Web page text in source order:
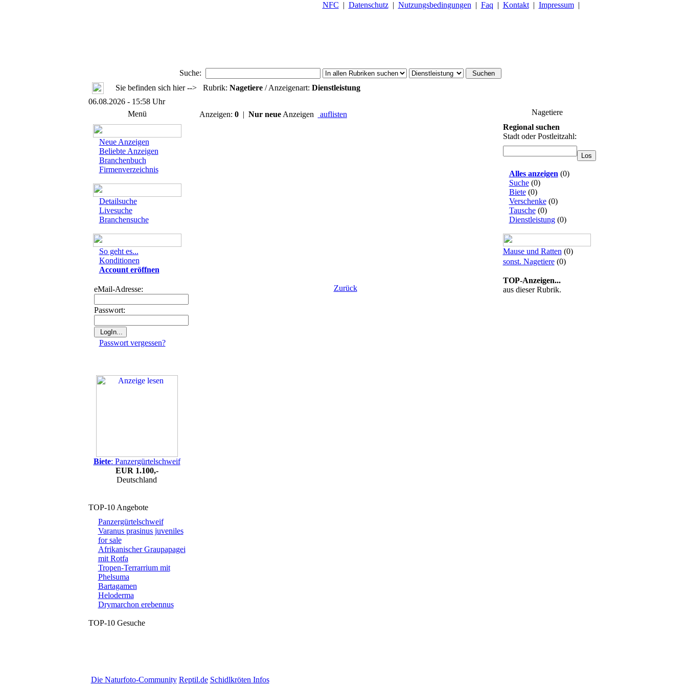
NFC | Datenschutz| Nutzungsbedingungen | Faq | Kontakt| Impressum|
Suche:
Sie befinden sich hier --> Rubrik: Nagetiere/ Anzeigenart: Dienstleistung
06.08.2026 - 15:58 Uhr
Menü
Neue Anzeigen
Beliebte Anzeigen
Branchenbuch
Firmenverzeichnis
Detailsuche
Livesuche
Branchensuche
So geht es...
Konditionen
Account eröffnen
eMail-Adresse:
Passwort:
Passwort vergessen?
Biete: Panzergürtelschweif
EUR 1.100,-
Deutschland
TOP-10 Angebote
Panzergürtelschweif
Varanus prasinus juveniles
for sale
Afrikanischer Graupapagei
mit Rotfa
Tropen-Terrarrium mit
Phelsuma
Bartagamen
Heloderma
Drymarchon erebennus
TOP-10 Gesuche
Anzeigen: 0| Nur neueAnzeigen auflisten
Zurück
Nagetiere
Regional suchen
Stadt oder Postleitzahl:
Alles anzeigen (0)
Suche(0)
Biete(0)
Verschenke(0)
Tausche(0)
Dienstleistung(0)
Mause und Ratten (0)
sonst. Nagetiere(0)
TOP-Anzeigen...
aus dieser Rubrik.
Die Naturfoto-Community Reptil.de Schidlkröten Infos